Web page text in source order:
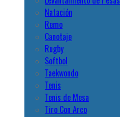
Natación
Remo
Canotaje
Rugby
Softbol
Taekwondo
Tenis
Tenis de Mesa
Tiro Con Arco